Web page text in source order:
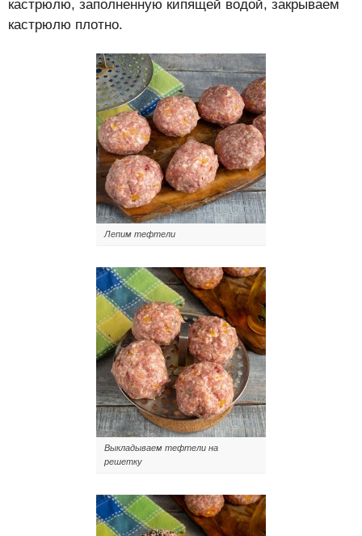
кастрюлю, заполненную кипящей водой, закрываем
кастрюлю плотно.
Лепим тефтели
Выкладываем тефтели на
решетку